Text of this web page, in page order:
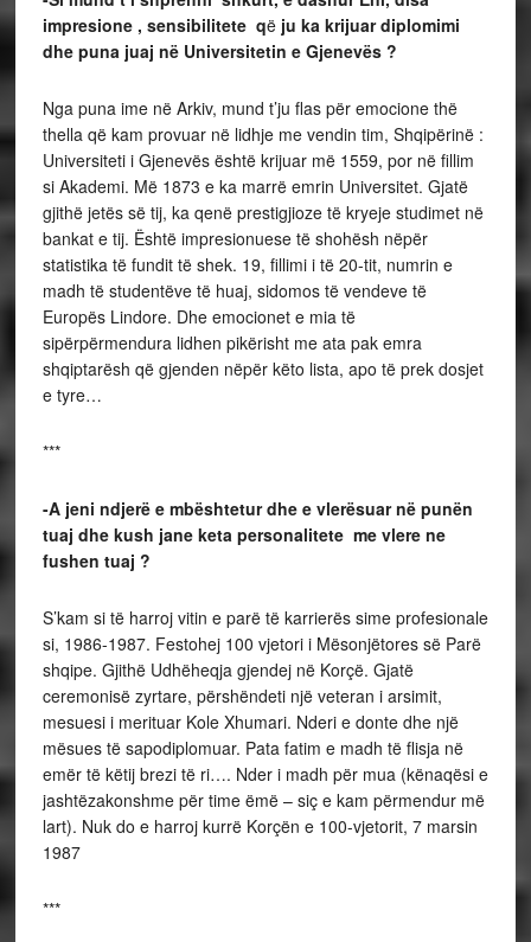
impresione , sensibilitete qëju ka krijuar diplomimi
dhe puna juaj në Universitetin e Gjenevës ?
Nga puna ime në Arkiv, mund t’ju flas për emocione thë
thella që kam provuar në lidhje me vendin tim, Shqipërinë :
Universiteti i Gjenevës është krijuar më 1559, por në fillim
si Akademi. Më 1873 e ka marrë emrin Universitet. Gjatë
gjithë jetës së tij, ka qenë prestigjioze të kryeje studimet në
bankat e tij. Është impresionuese të shohësh nëpër
statistika të fundit të shek. 19, fillimi i të 20-tit, numrin e
madh të studentëve të huaj, sidomos të vendeve të
Europës Lindore. Dhe emocionet e mia të
sipërpërmendura lidhen pikërisht me ata pak emra
shqiptarësh që gjenden nëpër këto lista, apo të prek dosjet
e tyre…
***
-A jeni ndjerë e mbështetur dhe e vlerësuar në punën
tuaj dhe kush jane keta personalitete me vlere ne
fushen tuaj ?
S’kam si të harroj vitin e parë të karrierës sime profesionale
si, 1986-1987. Festohej 100 vjetori i Mësonjëtores së Parë
shqipe. Gjithë Udhëheqja gjendej në Korçë. Gjatë
ceremonisë zyrtare, përshëndeti një veteran i arsimit,
mesuesi i merituar Kole Xhumari. Nderi e donte dhe një
mësues të sapodiplomuar. Pata fatim e madh të flisja në
emër të këtij brezi të ri…. Nder i madh për mua (kënaqësi e
jashtëzakonshme për time ëmë – siç e kam përmendur më
lart). Nuk do e harroj kurrë Korçën e 100-vjetorit, 7 marsin
1987
***